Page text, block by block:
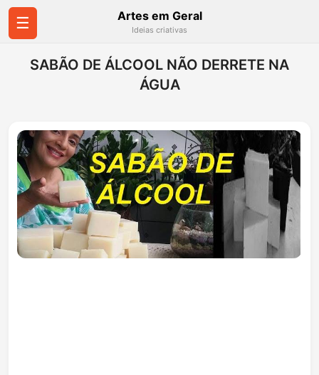
☰ Artes em Geral
Ideias criativas
SABÃO DE ÁLCOOL NÃO DERRETE NA
ÁGUA